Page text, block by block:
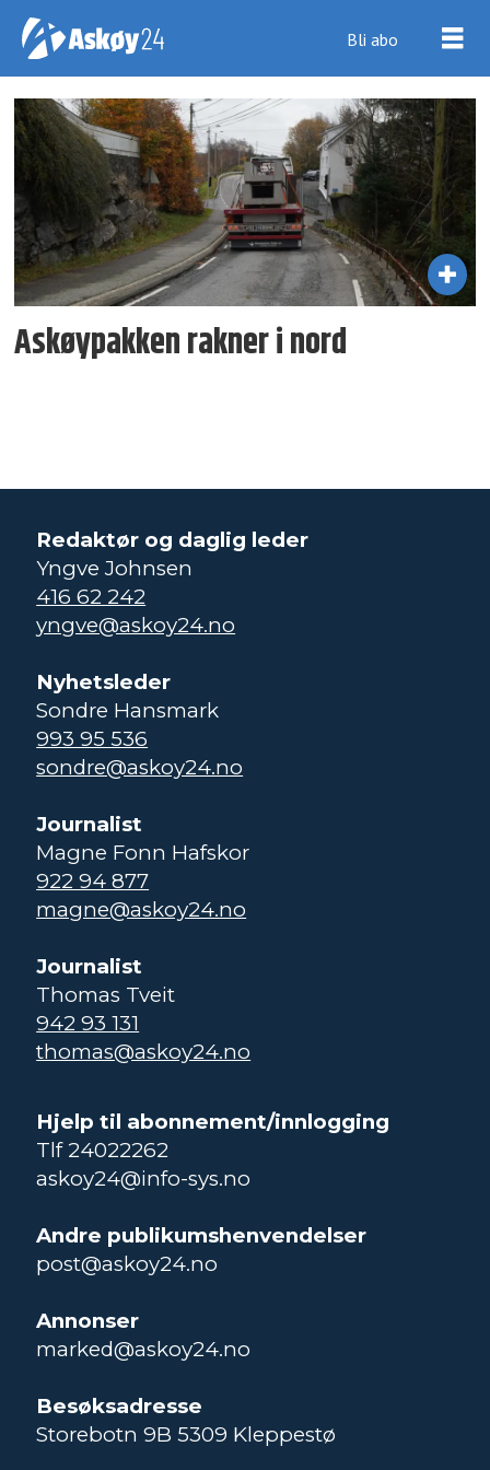
Bli abo
Tag:
fromreide-
kjerrgarden
Askøypakken rakner i nord
Redaktør og daglig leder
Yngve Johnsen
416 62 242
yngve@askoy24.no
Nyhetsleder
Sondre Hansmark
993 95 536
sondre@askoy24.no
Journalist
Magne Fonn Hafskor
922 94 877
magne@askoy24.no
Journalist
Thomas Tveit
942 93 131
thomas@askoy24.no
Hjelp til abonnement/innlogging
Tlf 24022262
askoy24@info-sys.no
Andre publikumshenvendelser
post@askoy24.no
Annonser
marked@askoy24.no
Besøksadresse
Storebotn 9B 5309 Kleppestø